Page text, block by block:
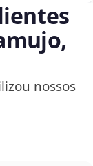
nossos